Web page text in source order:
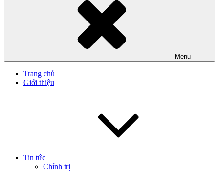
Menu
Trang chủ
Giới thiệu
Tin tức
Chính trị